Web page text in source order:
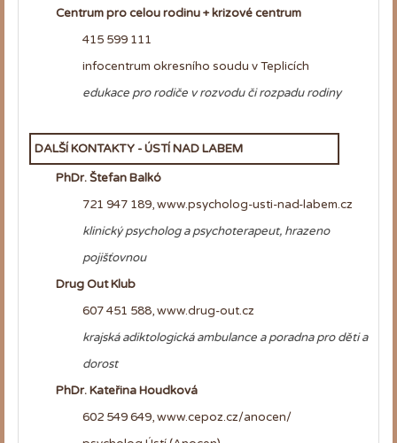
Centrum pro celou rodinu + krizové centrum
415 599 111
infocentrum okresního soudu v Teplicích
edukace pro rodiče v rozvodu či rozpadu rodiny
DALŠÍ KONTAKTY - ÚSTÍ NAD LABEM
PhDr. Štefan Balkó
721 947 189, www.psycholog-usti-nad-labem.cz
klinický psycholog a psychoterapeut, hrazeno
pojišťovnou
Drug Out Klub
607 451 588, www.drug-out.cz
krajská adiktologická ambulance a poradna pro děti a
dorost
PhDr. Kateřina Houdková
602 549 649, www.cepoz.cz/anocen/